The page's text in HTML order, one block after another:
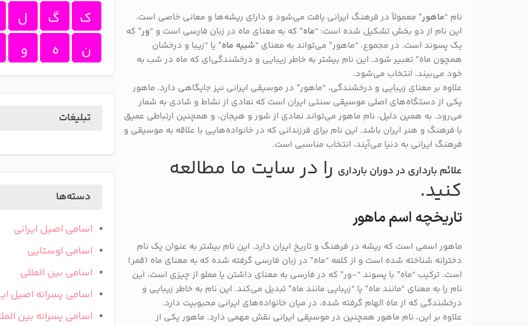
نام “ماهور” معمولاً در فرهنگ ایرانی یافت می‌شود و دارای ریشه‌ها و معانی خاصی است.
این نام از دو بخش تشکیل شده است: “ماه” که به معنای ماه در زبان فارسی است و “ور” که
یک پسوند است. در مجموع، “ماهور” می‌تواند به معنای “شبیه ماه” یا “زیبا و درخشان
همچون ماه” تعبیر شود. این نام بیشتر به خاطر زیبایی و درخشندگی‌ای که ماه در شب به
خود می‌بیند، انتخاب می‌شود.
علاوه بر معنای زیبایی و درخشندگی، “ماهور” در موسیقی ایرانی نیز جایگاهی دارد. ماهور
یکی از دستگاه‌های اصلی موسیقی سنتی ایران است که نمادی از نشاط و شادی به شمار
می‌رود. به همین دلیل، نام ماهور می‌تواند نمادی از شور و هیجان، و همچنین ارتباطی عمیق
با فرهنگ و هنر ایران باشد. این نام برای فرزندانی که در خانواده‌هایی با علاقه به موسیقی و
فرهنگ ایرانی به دنیا می‌آیند، انتخاب مناسبی است.
علائم بارداری در دوران بارداری را در سایت ما مطالعه
کنید.
تاریخچه اسم ماهور
ماهور اسمی است که ریشه در فرهنگ و تاریخ ایران دارد. این نام بیشتر به عنوان یک نام
دخترانه شناخته شده است و از کلمه “ماه” در زبان فارسی گرفته شده که به معنای ماه (قمر)
است. ترکیب “ماه” با پسوند “-ور” که در فارسی به معنای داشتن یا مملو از چیزی است، این
نام را به معنای “مانند ماه” یا “زیبایی مانند ماه” تبدیل می‌کند. این نام به خاطر زیبایی و
درخشندگی که از ماه الهام گرفته شده، در میان خانواده‌های ایرانی محبوبیت دارد.
علاوه بر این، نام ماهور همچنین در موسیقی ایرانی نقش مهمی دارد. ماهور یکی از
ک
گ
ل
ن
ه و
تبلیغات
دسته‌ها
اسامی اصیل ایرانی
اسامی اوستایی
اسامی بین المللی
اسامی پسرانه اصیل
اسامی پسرانه بین